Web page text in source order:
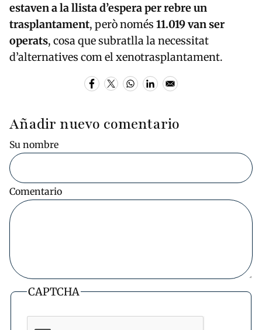
estaven a la llista d’espera per rebre un
trasplantament, però només 11.019 van ser
operats, cosa que subratlla la necessitat
d’alternatives com el xenotrasplantament.
Añadir nuevo comentario
Su nombre
Comentario
CAPTCHA